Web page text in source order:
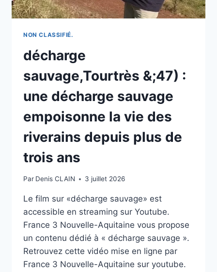
NON CLASSIFIÉ.
décharge
sauvage,Tourtrès &;47) :
une décharge sauvage
empoisonne la vie des
riverains depuis plus de
trois ans
Par Denis CLAIN 3 juillet 2026
Le film sur «décharge sauvage» est
accessible en streaming sur Youtube.
France 3 Nouvelle-Aquitaine vous propose
un contenu dédié à « décharge sauvage ».
Retrouvez cette vidéo mise en ligne par
France 3 Nouvelle-Aquitaine sur youtube.